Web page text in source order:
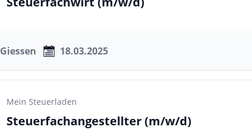
Giessen 18.03.2025
Mein Steuerladen
Steuerfachangestellter(m/w/d)